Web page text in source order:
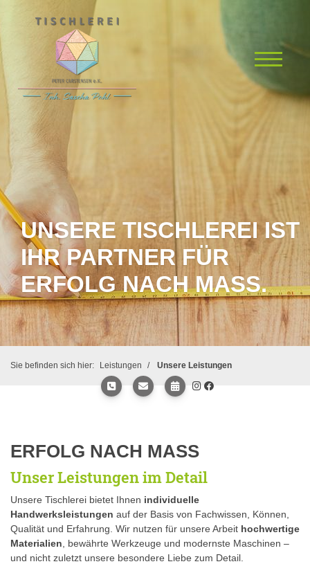
UNSERE TISCHLEREI IST
IHR PARTNER FÜR
ERFOLG NACH MASS.
Sie befinden sich hier: Leistungen Unsere Leistungen
ERFOLG NACH MASS
Unser Leistungen im Detail
Unsere Tischlerei bietet Ihnen individuelle
Handwerksleistungen auf der Basis von Fachwissen, Können,
Qualität und Erfahrung. Wir nutzen für unsere Arbeit hochwertige
Materialien , bewährte Werkzeuge und modernste Maschinen –
und nicht zuletzt unsere besondere Liebe zum Detail.